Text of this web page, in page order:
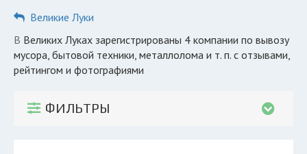
ПОЛЬЗОВАТЕЛЯМ
Компании
Экоблог
Личный кабинет
Великие Луки
в Великих Луках зарегистрированы 4 компании по вывозу
мусора, бытовой техники, металлолома и т. п. с отзывами,
рейтингом и фотографиями
ФИЛЬТРЫ